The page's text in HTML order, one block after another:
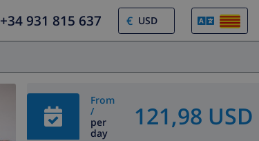
+34 931 815 637 €
From
/
per
day
121,98 USD